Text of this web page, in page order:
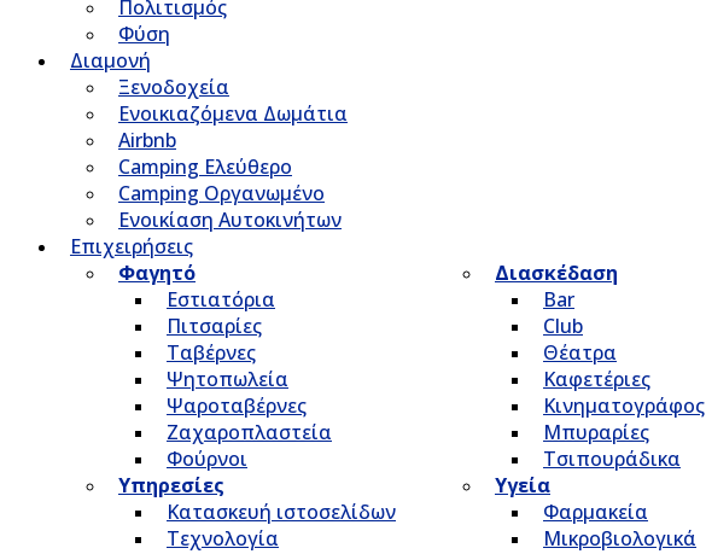
Πολιτισμός
Φύση
Διαμονή
Ξενοδοχεία
Ενοικιαζόμενα Δωμάτια
Airbnb
Camping Ελεύθερο
Camping Οργανωμένο
Ενοικίαση Αυτοκινήτων
Επιχειρήσεις
Φαγητό
Εστιατόρια
Πιτσαρίες
Ταβέρνες
Ψητοπωλεία
Ψαροταβέρνες
Ζαχαροπλαστεία
Φούρνοι
Διασκέδαση
Bar
Club
Θέατρα
Καφετέριες
Κινηματογράφος
Μπυραρίες
Τσιπουράδικα
Υπηρεσίες
Κατασκευή ιστοσελίδων
Τεχνολογία
Υγεία
Φαρμακεία
Μικροβιολογικά